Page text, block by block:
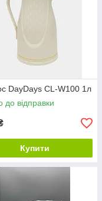
DayDays CL-W100 1л
до відправки
Купити